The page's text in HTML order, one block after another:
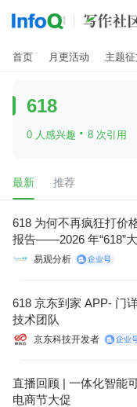
首页 月更活动 主题征
618
0 人感兴趣 · 8 次引用
最新 推荐
618 为何不再疯狂打价
报告——2026 年“618”
易观分析
618 京东到家 APP- 门
技术团队
京东科技开发者
直播回顾 | 一体化智能
电商节大促